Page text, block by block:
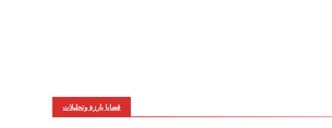
قضايا بارزة وتحليلات